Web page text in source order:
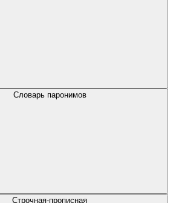
Словарь паронимов
Строчная-прописная